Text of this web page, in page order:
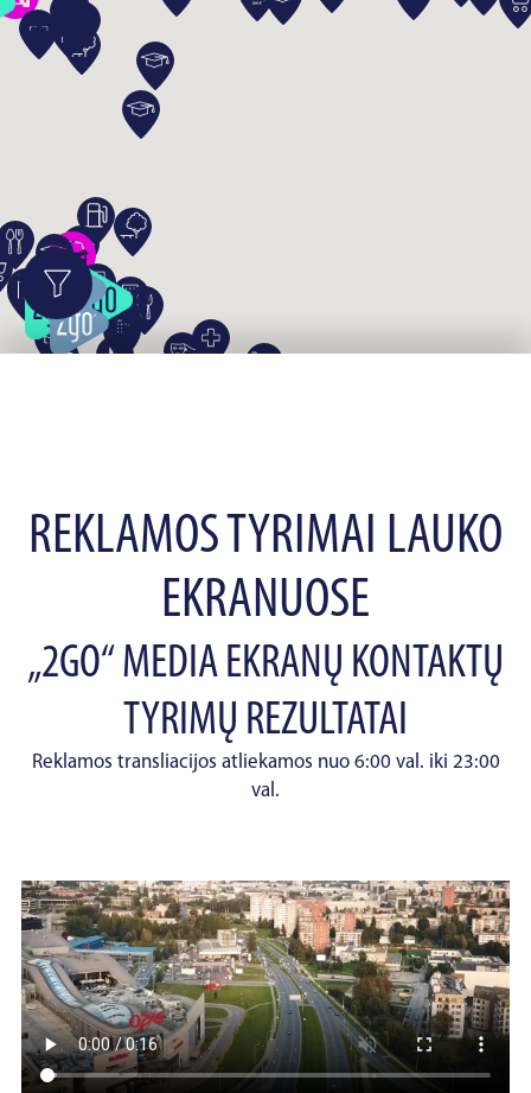
REKLAMOS TYRIMAI LAUKO
EKRANUOSE
„2GO“ MEDIA EKRANŲ KONTAKTŲ
TYRIMŲ REZULTATAI
Reklamos transliacijos atliekamos nuo 6:00 val. iki 23:00
val.